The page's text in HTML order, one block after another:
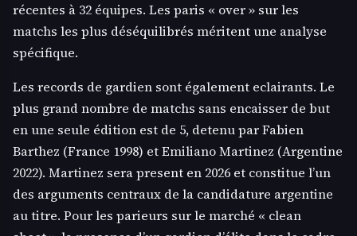
récentes à 32 équipes. Les paris « over » sur les
matchs les plus déséquilibrés méritent une analyse
spécifique.
Les records de gardien sont également eclairants. Le
plus grand nombre de matchs sans encaisser de but
en une seule édition est de 5, detenu par Fabien
Barthez (France 1998) et Emiliano Martinez (Argentine
2022). Martinez sera present en 2026 et constitue l’un
des arguments centraux de la candidature argentine
au titre. Pour les parieurs sur le marché « clean